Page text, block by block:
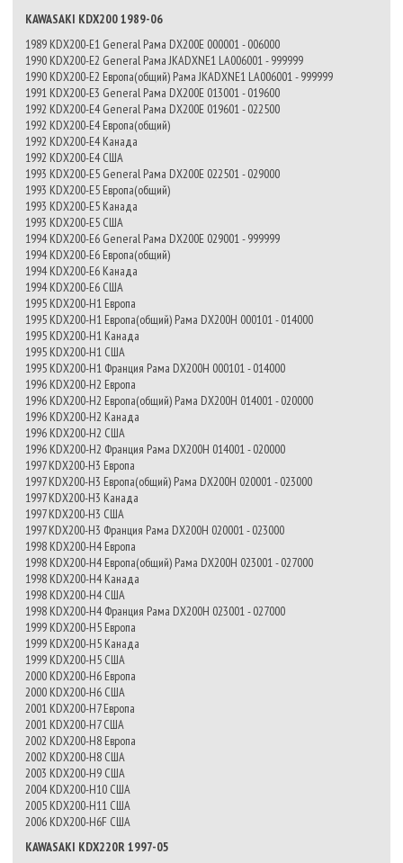
KAWASAKI KDX200 1989-06
1989 KDX200-E1 General Рама DX200E 000001 - 006000
1990 KDX200-E2 General Рама JKADXNE1 LA006001 - 999999
1990 KDX200-E2 Европа(общий) Рама JKADXNE1 LA006001 - 999999
1991 KDX200-E3 General Рама DX200E 013001 - 019600
1992 KDX200-E4 General Рама DX200E 019601 - 022500
1992 KDX200-E4 Европа(общий)
1992 KDX200-E4 Канада
1992 KDX200-E4 США
1993 KDX200-E5 General Рама DX200E 022501 - 029000
1993 KDX200-E5 Европа(общий)
1993 KDX200-E5 Канада
1993 KDX200-E5 США
1994 KDX200-E6 General Рама DX200E 029001 - 999999
1994 KDX200-E6 Европа(общий)
1994 KDX200-E6 Канада
1994 KDX200-E6 США
1995 KDX200-H1 Европа
1995 KDX200-H1 Европа(общий) Рама DX200H 000101 - 014000
1995 KDX200-H1 Канада
1995 KDX200-H1 США
1995 KDX200-H1 Франция Рама DX200H 000101 - 014000
1996 KDX200-H2 Европа
1996 KDX200-H2 Европа(общий) Рама DX200H 014001 - 020000
1996 KDX200-H2 Канада
1996 KDX200-H2 США
1996 KDX200-H2 Франция Рама DX200H 014001 - 020000
1997 KDX200-H3 Европа
1997 KDX200-H3 Европа(общий) Рама DX200H 020001 - 023000
1997 KDX200-H3 Канада
1997 KDX200-H3 США
1997 KDX200-H3 Франция Рама DX200H 020001 - 023000
1998 KDX200-H4 Европа
1998 KDX200-H4 Европа(общий) Рама DX200H 023001 - 027000
1998 KDX200-H4 Канада
1998 KDX200-H4 США
1998 KDX200-H4 Франция Рама DX200H 023001 - 027000
1999 KDX200-H5 Европа
1999 KDX200-H5 Канада
1999 KDX200-H5 США
2000 KDX200-H6 Европа
2000 KDX200-H6 США
2001 KDX200-H7 Европа
2001 KDX200-H7 США
2002 KDX200-H8 Европа
2002 KDX200-H8 США
2003 KDX200-H9 США
2004 KDX200-H10 США
2005 KDX200-H11 США
2006 KDX200-H6F США
KAWASAKI KDX220R 1997-05